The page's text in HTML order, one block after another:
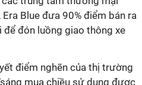
Blue đưa 90% điểm bán ra
đón luồng giao thông xe
điểm nghẽn của thị trường
mua chiều sử dụng được